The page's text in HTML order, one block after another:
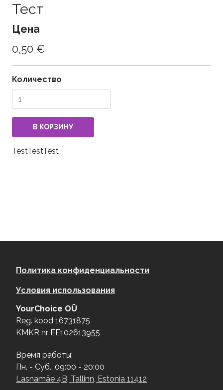
Тест
Цена
0,50 €
Количество
TestTestTest
Footer menu
Политика конфиденциальности
Условия использования
YourChoice OÜ
Reg. kood 16731875
KMKR nr EE102613955
Время работы:
Пн. - Суб., 09:00 - 20:00
Lasnamäe 4B, Tallinn, Estonia 11412